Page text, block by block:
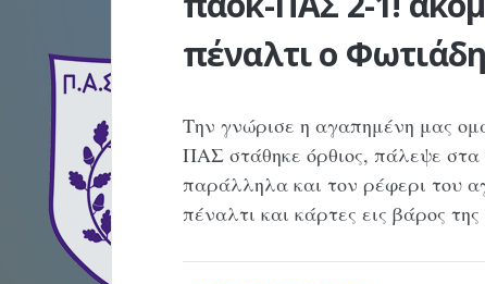
πέναλτι ο
Την γνώρισε η αγαπημένη μας
ΠΑΣ στάθηκε όρθιος, πάλεψε στα
παράλληλα και τον ρέφερι του
πέναλτι και κάρτες εις βάρος